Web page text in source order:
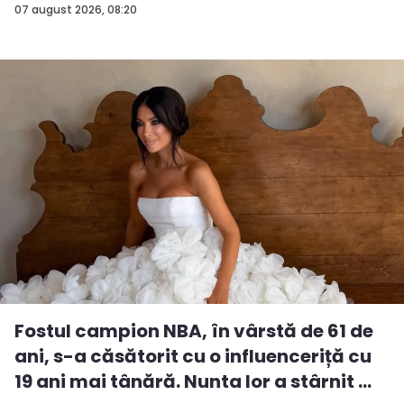
07 august 2026, 08:20
Fostul campion NBA, în vârstă de 61 de
ani, s-a căsătorit cu o influenceriță cu
19 ani mai tânără. Nunta lor a stârnit ...